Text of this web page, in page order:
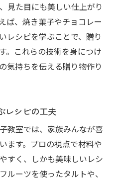
見た目にも美しい仕上がり
ば、焼き菓子やチョコレー
レシピを学ぶことで、贈り
。これらの技術を身につけ
気持ちを伝える贈り物作り
レシピの工夫
教室では、家族みんなが喜
ます。プロの視点で材料や
すく、しかも美味しいレシ
ルーツを使ったタルトや、